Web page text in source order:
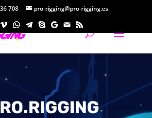
708 pro-rigging@pro-rigging.es